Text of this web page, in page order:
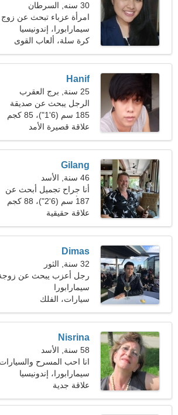
30 سنه, السرطان
امرأة عزباء تبحث عن زوج
سيمارابورا، إندونيسيا
كرة سلة، ألعاب القوى
Hanif
25 سنة, برج العقرب
الرجل يبحث عن صديقة
185 سم (6'1")، 85 كجم
(187 رطلا)
علاقة قصيرة الأمد
Gilang
46 سنة, الأسد
أنا جراح تجميل أبحث عن
امرأة شغوفة
187 سم (6'2")، 88 كجم
(194 رطلا)
علاقة حقيقية
Dimas
32 سنة, الثور
رجل أعزب يبحث عن
26-31
سيمارابورا
سيارات، الفلك
Nisrina
58 سنة, الأسد
انا احب المسرح والسيارات
سيمارابورا، إندونيسيا
علاقة جدية